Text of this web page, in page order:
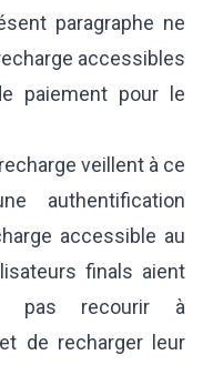
paragraphe ne
accessibles
paiement pour le
veillent à ce
authentification
accessible au
finals aient
pas recourir à
de recharger leur